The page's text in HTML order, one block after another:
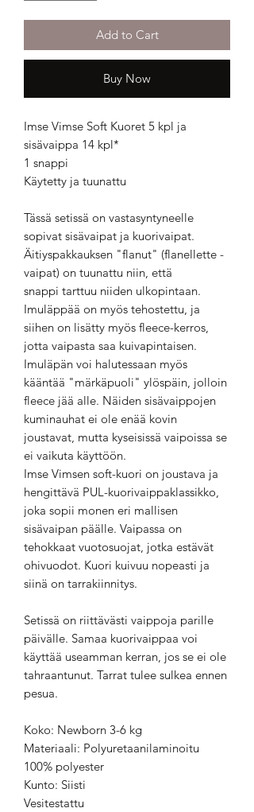
Add to Cart
Buy Now
Imse Vimse Soft Kuoret 5 kpl ja
sisävaippa 14 kpl*
1 snappi
Käytetty ja tuunattu
Tässä setissä on vastasyntyneelle
sopivat sisävaipat ja kuorivaipat.
Äitiyspakkauksen "flanut" (flanellette -
vaipat) on tuunattu niin, että
snappi tarttuu niiden ulkopintaan.
Imuläppää on myös tehostettu, ja
siihen on lisätty myös fleece-kerros,
jotta vaipasta saa kuivapintaisen.
Imuläpän voi halutessaan myös
kääntää "märkäpuoli" ylöspäin, jolloin
fleece jää alle. Näiden sisävaippojen
kuminauhat ei ole enää kovin
joustavat, mutta kyseisissä vaipoissa se
ei vaikuta käyttöön.
Imse Vimsen soft-kuori on joustava ja
hengittävä PUL-kuorivaippaklassikko,
joka sopii monen eri mallisen
sisävaipan päälle. Vaipassa on
tehokkaat vuotosuojat, jotka estävät
ohivuodot. Kuori kuivuu nopeasti ja
siinä on tarrakiinnitys.
Setissä on riittävästi vaippoja parille
päivälle. Samaa kuorivaippaa voi
käyttää useamman kerran, jos se ei ole
tahraantunut. Tarrat tulee sulkea ennen
pesua.
Koko: Newborn 3-6 kg
Materiaali: Polyuretaanilaminoitu
100% polyester
Kunto: Siisti
Vesitestattu